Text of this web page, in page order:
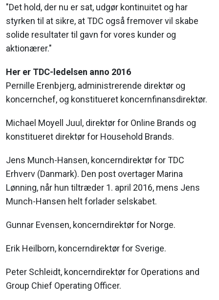
"Det hold, der nu er sat, udgør kontinuitet og har
styrken til at sikre, at TDC også fremover vil skabe
solide resultater til gavn for vores kunder og
aktionærer."
Her er TDC-ledelsen anno 2016
Pernille Erenbjerg, administrerende direktør og
koncernchef, og konstitueret koncernfinansdirektør.
Michael Moyell Juul, direktør for Online Brands og
konstitueret direktør for Household Brands.
Jens Munch-Hansen, koncerndirektør for TDC
Erhverv (Danmark). Den post overtager Marina
Lønning, når hun tiltræder 1. april 2016, mens Jens
Munch-Hansen helt forlader selskabet.
Gunnar Evensen, koncerndirektør for Norge.
Erik Heilborn, koncerndirektør for Sverige.
Peter Schleidt, koncerndirektør for Operations and
Group Chief Operating Officer.